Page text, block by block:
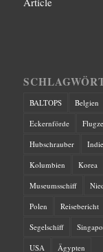
BALTOPS Belgien
Eckernförde
Hubschrauber
Kolumbien
Korea
Museumsschiff
Polen
Reisebericht
Segelschiff
USA
Ägypten